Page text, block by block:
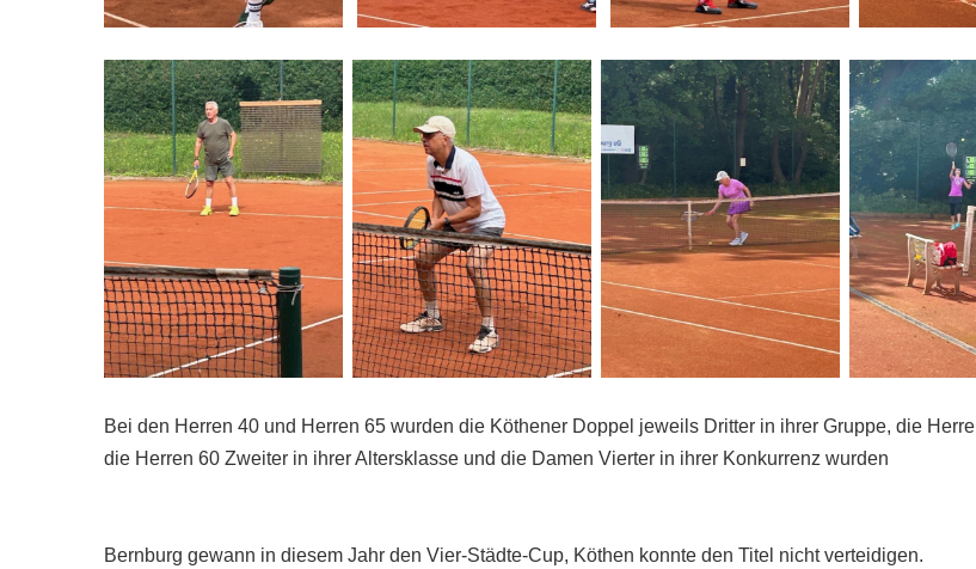
Bei den Herren 40 und Herren 65 wurden die Köthener Doppel jeweils Dritter in ihrer Gruppe, die
die Herren 60 Zweiter in ihrer Altersklasse und die Damen Vierter in ihrer Konkurrenz wurden
Bernburg gewann in diesem Jahr den Vier-Städte-Cup, Köthen konnte den Titel nicht verteidigen.